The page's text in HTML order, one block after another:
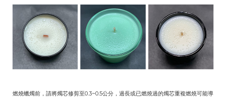
燃燒蠟燭前，請將燭芯修剪至0.3~0.5公分，過長或已燃燒過的燭芯重複燃燒可能導